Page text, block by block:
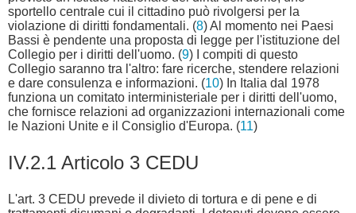
sportello centrale cui il cittadino può rivolgersi per la
violazione di diritti fondamentali. (8) Al momento nei Paesi
Bassi è pendente una proposta di legge per l'istituzione del
Collegio per i diritti dell'uomo. (9) I compiti di questo
Collegio saranno tra l'altro: fare ricerche, stendere relazioni
e dare consulenza e informazioni. (10) In Italia dal 1978
funziona un comitato interministeriale per i diritti dell'uomo,
che fornisce relazioni ad organizzazioni internazionali come
le Nazioni Unite e il Consiglio d'Europa. (11)
IV.2.1 Articolo 3 CEDU
L'art. 3 CEDU prevede il divieto di tortura e di pene e di